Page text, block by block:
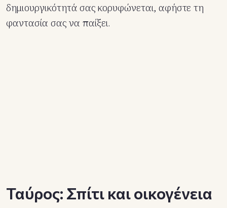
δημιουργικότητά σας κορυφώνεται, αφήστε τη
φαντασία σας να παίξει.
Ταύρος: Σπίτι και οικογένεια